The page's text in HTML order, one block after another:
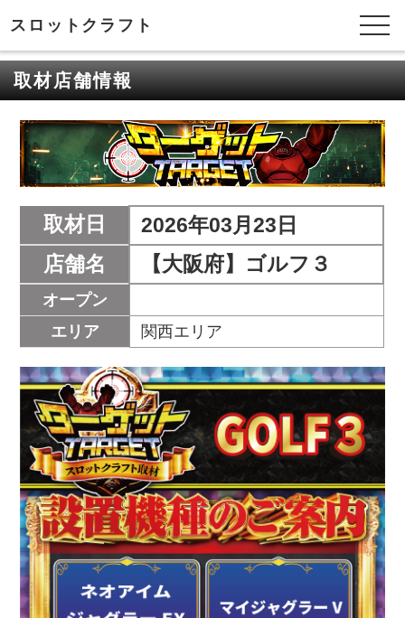
スロットクラフト
取材店舗情報
取材日
2026年03月23日
店舗名
【大阪府】ゴルフ３
オープン
エリア
関西エリア